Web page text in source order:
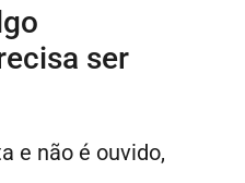
ser
e não é ouvido,